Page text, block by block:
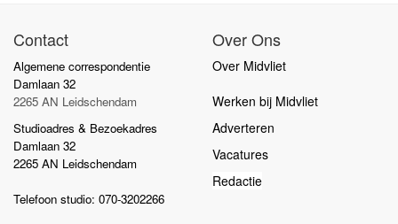
Contact
Algemene correspondentie
Damlaan 32
2265 AN Leidschendam
Studioadres & Bezoekadres
Damlaan 32
2265 AN Leidschendam
Telefoon studio: 070-3202266
Over Ons
Over Midvliet
Werken bij Midvliet
Adverteren
Vacatures
Redactie